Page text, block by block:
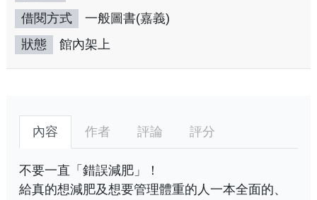
借閱方式
一般圖書(嘉義)
狀態
館內架上
內容 作者 評論 評分
不要一直「錯誤減肥」！
給真的想減肥及想要管理體重的人一本全面的、